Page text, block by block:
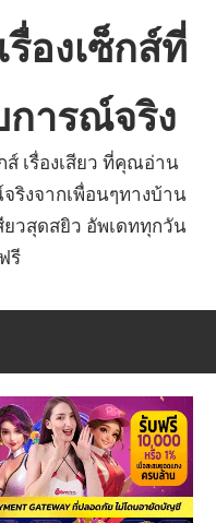
รื่องเซ็กส์ที่
การณ์จริง
ส์ เรื่องเสียว ที่คุณอ่าน
ริงจากเพื่อนๆทางบ้าน
วสุดสยิว อัพเดททุกวัน
รี